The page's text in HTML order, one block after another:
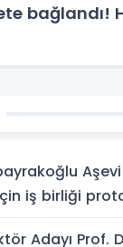
bağlandı!
iş birliği
Adayı Prof.